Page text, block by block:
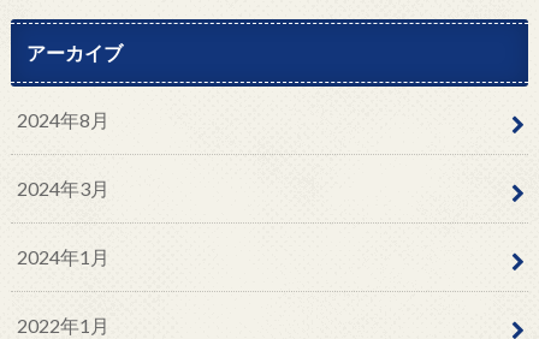
アーカイブ
2024年8月
2024年3月
2024年1月
2022年1月